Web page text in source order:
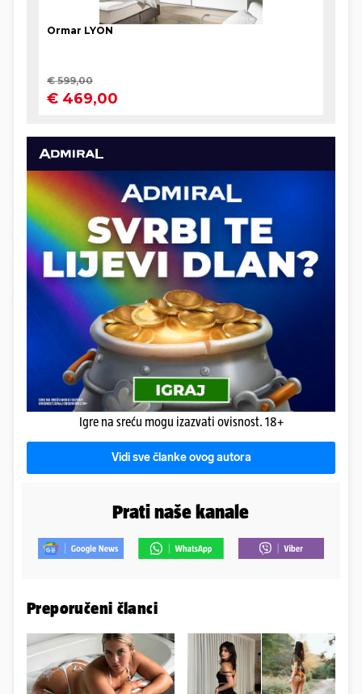
Igre na sreću mogu izazvati ovisnost. 18+
Vidi sve članke ovog autora
Prati naše kanale
Preporučeni članci